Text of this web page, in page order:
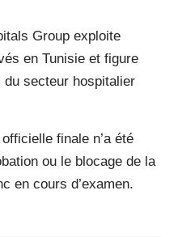
Group exploite
en Tunisie et figure
secteur hospitalier
finale n’a été
ou le blocage de la
en cours d’examen.